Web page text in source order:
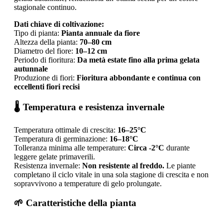
stagionale continuo.
Dati chiave di coltivazione:
Tipo di pianta: Pianta annuale da fiore
Altezza della pianta: 70–80 cm
Diametro del fiore: 10–12 cm
Periodo di fioritura: Da metà estate fino alla prima gelata
autunnale
Produzione di fiori: Fioritura abbondante e continua con
eccellenti fiori recisi
🌡️ Temperatura e resistenza invernale
Temperatura ottimale di crescita: 16–25°C
Temperatura di germinazione: 16–18°C
Tolleranza minima alle temperature: Circa -2°C durante
leggere gelate primaverili.
Resistenza invernale: Non resistente al freddo. Le piante
completano il ciclo vitale in una sola stagione di crescita e non
sopravvivono a temperature di gelo prolungate.
🌱 Caratteristiche della pianta